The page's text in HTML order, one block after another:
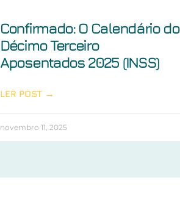
Confirmado: O Calendário do
Décimo Terceiro
Aposentados 2025 (INSS)
LER POST →
novembro 11, 2025